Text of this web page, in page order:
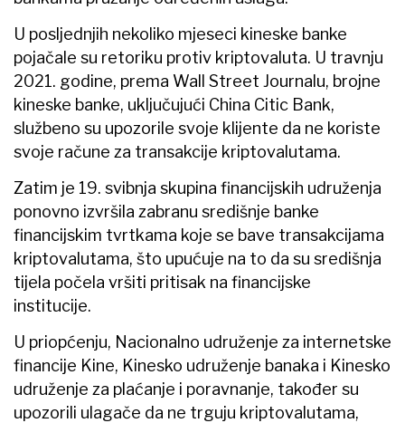
U posljednjih nekoliko mjeseci kineske banke
pojačale su retoriku protiv kriptovaluta. U travnju
2021. godine, prema Wall Street Journalu, brojne
kineske banke, uključujući China Citic Bank,
službeno su upozorile svoje klijente da ne koriste
svoje račune za transakcije kriptovalutama.
Zatim je 19. svibnja skupina financijskih udruženja
ponovno izvršila zabranu središnje banke
financijskim tvrtkama koje se bave transakcijama
kriptovalutama, što upućuje na to da su središnja
tijela počela vršiti pritisak na financijske
institucije.
U priopćenju, Nacionalno udruženje za internetske
financije Kine, Kinesko udruženje banaka i Kinesko
udruženje za plaćanje i poravnanje, također su
upozorili ulagače da ne trguju kriptovalutama,